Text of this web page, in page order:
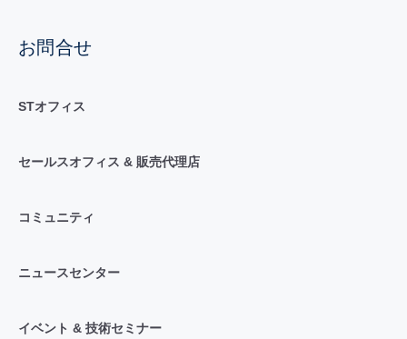
お問合せ
STオフィス
セールスオフィス & 販売代理店
コミュニティ
ニュースセンター
イベント & 技術セミナー